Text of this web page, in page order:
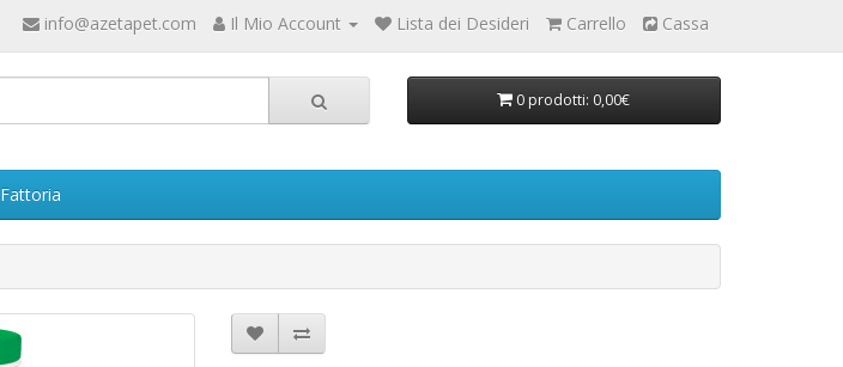
info@azetapet.com Il Mio Account Lista dei Desideri Carrello Cassa
0 prodotti: 0,00€
Fattoria